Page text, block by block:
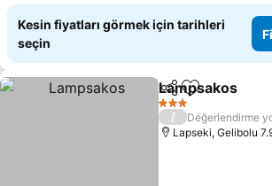
Kesin fiyatları görmek için tarihleri
seçin
PaylaşFavorilerime
Lampsakos
3 Yıldız
/
Değerlendirme
Lapseki, Gelibolu